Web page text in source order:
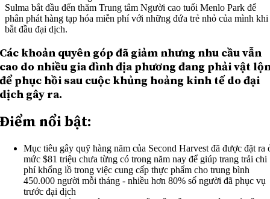
Sulma bắt đầu đến thăm Trung tâm Người cao tuổi Menlo Park để
phân phát hàng tạp hóa miễn phí với những đứa trẻ nhỏ của mình khi
bắt đầu đại dịch.
Các khoản quyên góp đã giảm nhưng nhu cầu vẫn
cao do nhiều gia đình địa phương đang phải vật
để phục hồi sau cuộc khủng hoảng kinh tế do đại
dịch gây ra.
Điểm nổi bật:
Mục tiêu gây quỹ hàng năm của Second Harvest đã được đặt ra
mức $81 triệu chưa từng có trong năm nay để giúp trang trải chi
phí khổng lồ trong việc cung cấp thực phẩm cho trung bình
450.000 người mỗi tháng - nhiều hơn 80% số người đã phục vụ
trước đại dịch